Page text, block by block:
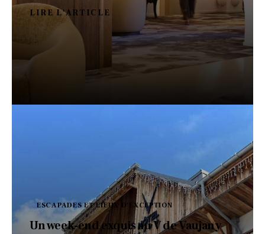
LIRE L'ARTICLE
ESCAPADES ET LIEUX D'EXCEPTION
Un week-end exquis au V de Vaujany